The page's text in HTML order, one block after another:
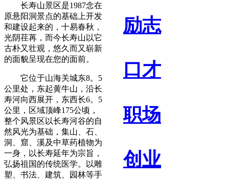
励志
口才
职场
创业
长寿山景区是1987念在
原悬阳洞景点的基础上开发
和建设起来的，十易春秋，
光阴荏苒，而今长寿山以它
古朴又壮观，悠久而又崭新
的面貌呈现在您的面前。
它位于山海关城东8。5
公里处，东起黄牛山，沿长
寿河向西展开，东西长6。5
公里，区域顶峰175公顷，
整个风景区以长寿河谷的自
然风光为基础，集山、石、
洞、窟、溪及中草药植物为
一身，以长寿延年为宗旨，
弘扬祖国的传统医学。以雕
塑、书法、建筑、园林等手